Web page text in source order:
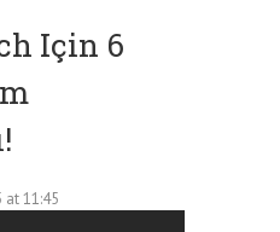
Için 6
at 11:45